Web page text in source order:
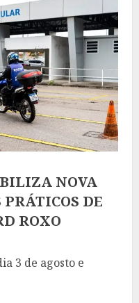
NOVA
DE
ROXO
3 de agosto e